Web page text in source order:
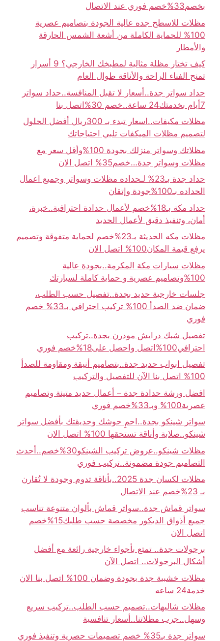
بخصم33%خصم فوري عند الاتصال
مظلات للاسطح جده عالية الجودة بتصاميم عصرية
100% للحماية الكاملة من أشعة الشمس الحارقة
والأمطار
كيف تختار مظلة مثالية لمطبخك الخارجي؟ 9 أسرار
تمنح الفناء الراحة والأناقة طوال العام
حداد سواتر جدة..أسعار لا تقبل المنافسة..حداد سواتر
7أيام بخدمتك24 ساعة..خصم 30%اتصل بنا
مظلات مكيفات..اسعار تبدء بـ 300ريال أفضل الحلول
لتصميم مظلات الميكفات تلبي احتياجاتك
مظلاتك وسواتر منزلك بجودة 100%وأقل سعر مع
مظلات وسواتر جدة…خصم35% اتصل الان
حداد جدة بـ23% لـحداده مظلات وسواتر وجميع اعمال
الحداده بـ100%جودة وإتقان
حداد مكة بـ18%خصم لأعمال حدادة احترافية..خبرة،
أمان، وتنفيذ دقيق لأعمال الحديد
مظلات مكه الحديثة بـ23%خصم لحماية متفوقة وتصميم
يرفع قيمة المكان100% اتصل الان
مظلات سيارات مكة المكرمة..بجودة عالية
100%وتصاميم عصرية و حماية كاملة لسيارتك
جلسات خارجية حديد بجدة..تفصيل حسب الطلب،
ضمان ضد الصدأ 100% تركيب احترافي بـ33% خصم
فوري
تفصيل شبك درايش مودرن بجدة..تركيب
احترافي100%اتصل واحصل على18%خصم فوري
تفصيل ابواب حديد جدة..بتصاميم أنيقة ومقاومة للصدأ
100% اتصل بنا الآن للتفصيل والتركيب
افضل ورشة حدادة جدة – أعمال حديد متينة وتصاميم
عصرية100% وبـ33%خصم فوري
سواتر شينكو بجدة..احمِ حوشك وحديقتك بأفضل سواتر
شينكو..صلابة وأناقة تستحقها 100% اتصل الان
مظلات شينكو..عروض تركيب الشينكو30%خصم..أحدث
التصاميم جودة مضمونة..تركيب فوري
مظلات لكسان جدة 2025..بأناقة تدوم وجودة لا تُقارن
بـ 23%خصم عند الاتصال
سواتر قماش جدة..سواتر قماش بألوان متنوعة تناسب
جميع أذواق الديكور مخصصة حسب طلبك15%خصم
اتصل الان
برجولات جدة.. تمتع بأجواء خارجية رائعة مع أفضل
أشكال البرجولات.. اتصل الآن
مظلات خشبية جدة بجودة وضمان 100% اتصل بنا الان
خدمة24 ساعه
مظلات شاليهات..تصميم حسب الطلب..تركيب سريع
وسهل..جرب مظلاتنا..أسعار تنافسية
سواتر جدة بـ35% خصم تصميمات حصرية وتنفيذ فوري